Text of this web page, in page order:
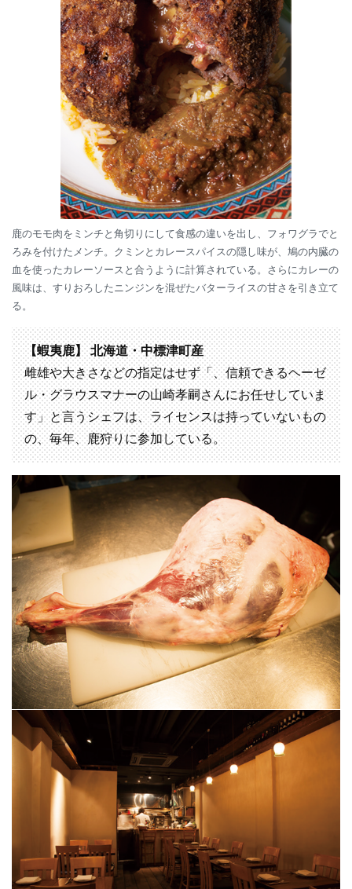
鹿のモモ肉をミンチと角切りにして食感の違いを出し、フォワグラでと
ろみを付けたメンチ。クミンとカレースパイスの隠し味が、鳩の内臓の
血を使ったカレーソースと合うように計算されている。さらにカレーの
風味は、すりおろしたニンジンを混ぜたバターライスの甘さを引き立て
る。
【蝦夷鹿】 北海道・中標津町産
雌雄や大きさなどの指定はせず「、信頼できるヘーゼ
ル・グラウスマナーの山崎孝嗣さんにお任せしていま
す」と言うシェフは、ライセンスは持っていないもの
の、毎年、鹿狩りに参加している。